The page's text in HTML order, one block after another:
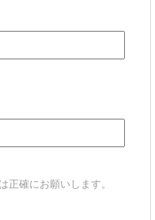
正確にお願いします。